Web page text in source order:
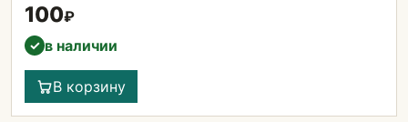
100₽
✓ в наличии
В корзину